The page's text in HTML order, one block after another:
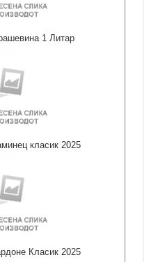
1 Литар
класик 2025
Класик 2025